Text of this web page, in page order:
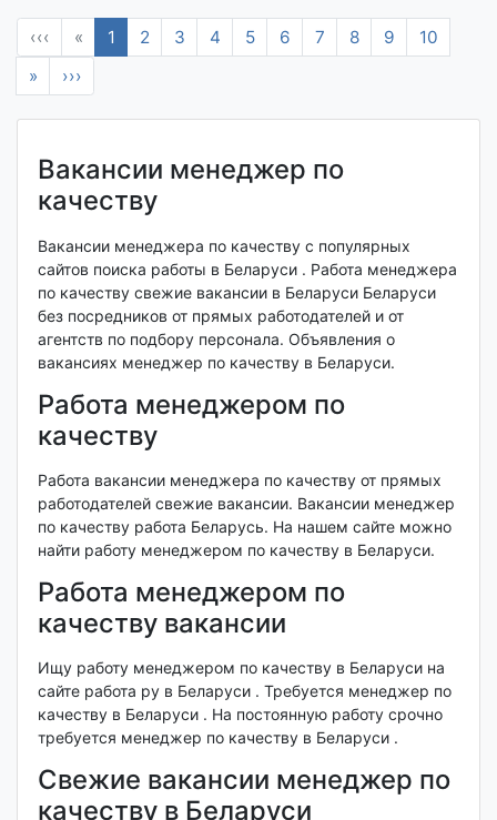
‹‹‹ « 1 2 3 4 5 6 7 8 9
10
»
›››
Вакансии менеджер по
качеству
Вакансии менеджера по качеству с популярных
сайтов поиска работы в Беларуси . Работа менеджера
по качеству свежие вакансии в Беларуси Беларуси
без посредников от прямых работодателей и от
агентств по подбору персонала. Объявления о
вакансиях менеджер по качеству в Беларуси.
Работа менеджером по
качеству
Работа вакансии менеджера по качеству от прямых
работодателей свежие вакансии. Вакансии менеджер
по качеству работа Беларусь. На нашем сайте можно
найти работу менеджером по качеству в Беларуси.
Работа менеджером по
качеству вакансии
Ищу работу менеджером по качеству в Беларуси на
сайте работа ру в Беларуси . Требуется менеджер по
качеству в Беларуси . На постоянную работу срочно
требуется менеджер по качеству в Беларуси .
Свежие вакансии менеджер по
качеству в Беларуси